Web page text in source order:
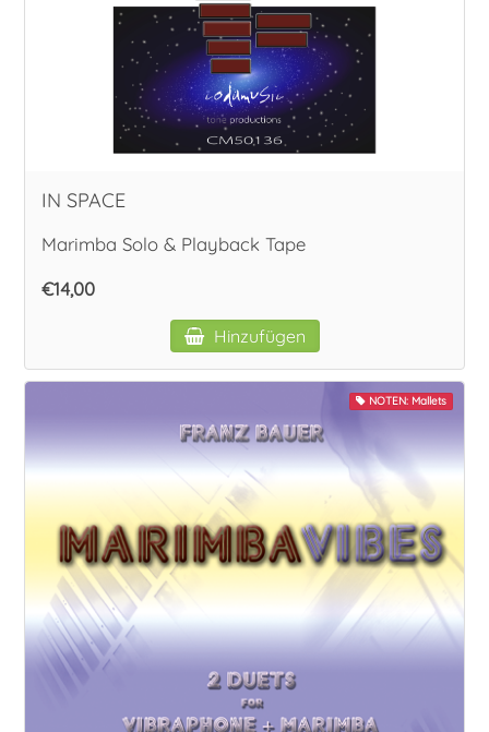
IN SPACE
Marimba Solo & Playback Tape
€14,00
Hinzufügen
NOTEN: Mallets